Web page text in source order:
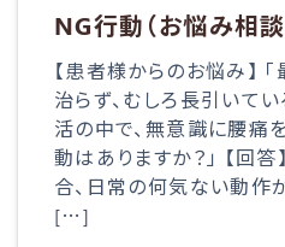
NG行動（お悩み相談
【患者様からのお悩み】
治らず、むしろ長引いて
活の中で、無意識に腰痛
動はありますか？」 【回
合、日常の何気ない動作
[…]